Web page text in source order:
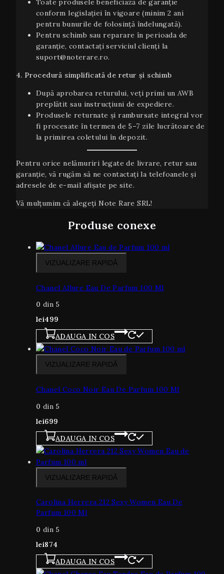
Toate produsele beneficiază de garanție
conform legislației în vigoare (minim 2 ani
pentru bunurile de folosință îndelungată).
Pentru schimb sau reparare în perioada de
garanție, contactați serviciul clienți la
suport@noterare.ro.
4. Procedură simplificată de retur și schimb
După aprobarea returului, veți primi un AWB
preplătit sau instrucțiuni de expediere.
Produsele returnate și rambursate integral vor
fi procesate în termen de 5–7 zile lucrătoare de
la primirea coletului în depozit.
Pentru orice nelămuriri legate de livrare, retur sau
garanţie, vă rugăm să ne contactați la telefoanele și
adresele de e-mail afișate pe site.
Vă mulțumim că alegeți Note Rare SRL!
Produse conexe
VIZUALIZARE RAPIDĂ
Chanel Allure Eau De Parfum 100 Ml
0 din 5
lei499
ADAUGA IN COS
VIZUALIZARE RAPIDĂ
Chanel Coco Noir Eau De Parfum 100 Ml
0 din 5
lei699
ADAUGA IN COS
VIZUALIZARE RAPIDĂ
Carolina Herrera 212 Sexy Women Eau De
Parfum 100 Ml
0 din 5
lei874
ADAUGA IN COS